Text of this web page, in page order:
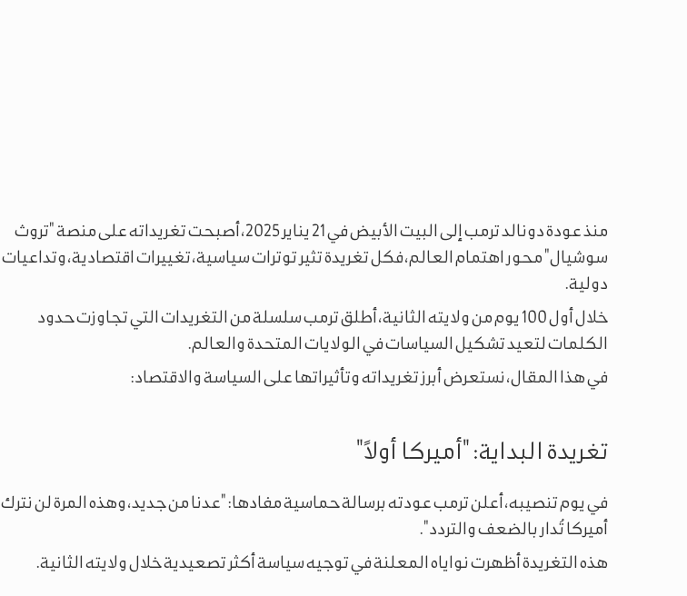
منذ عودة دونالد ترمب إلى البيت الأبيض في 21 يناير 2025، أصبحت تغريداته على منصة "تروث
سوشيال" محور اهتمام العالم، فكل تغريدة تثير توترات سياسية، تغييرات اقتصادية، وتداعيات
دولية.
خلال أول 100 يوم من ولايته الثانية، أطلق ترمب سلسلة من التغريدات التي تجاوزت حدود
الكلمات لتعيد تشكيل السياسات في الولايات المتحدة والعالم.
في هذا المقال، نستعرض أبرز تغريداته وتأثيراتها على السياسة والاقتصاد:
تغريدة البداية: "أميركا أولاً"
في يوم تنصيبه، أعلن ترمب عودته برسالة حماسية مفادها: "عدنا من جديد، وهذه المرة لن نترك
أميركا تُدار بالضعف والتردد".
هذه التغريدة أظهرت نواياه المعلنة في توجيه سياسة أكثر تصعيدية خلال ولايته الثانية.